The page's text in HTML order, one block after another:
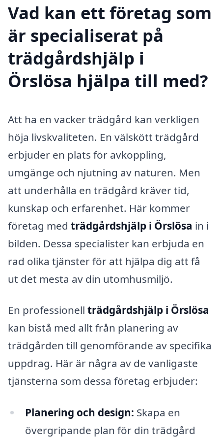
Vad kan ett företag som
är specialiserat på
trädgårdshjälp i
Örslösa hjälpa till med?
Att ha en vacker trädgård kan verkligen
höja livskvaliteten. En välskött trädgård
erbjuder en plats för avkoppling,
umgänge och njutning av naturen. Men
att underhålla en trädgård kräver tid,
kunskap och erfarenhet. Här kommer
företag med trädgårdshjälp i Örslösa in i
bilden. Dessa specialister kan erbjuda en
rad olika tjänster för att hjälpa dig att få
ut det mesta av din utomhusmiljö.
En professionell trädgårdshjälp i Örslösa
kan bistå med allt från planering av
trädgården till genomförande av specifika
uppdrag. Här är några av de vanligaste
tjänsterna som dessa företag erbjuder:
Planering och design: Skapa en
övergripande plan för din trädgård